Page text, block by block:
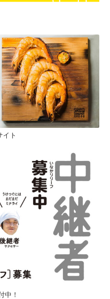
イト
中！